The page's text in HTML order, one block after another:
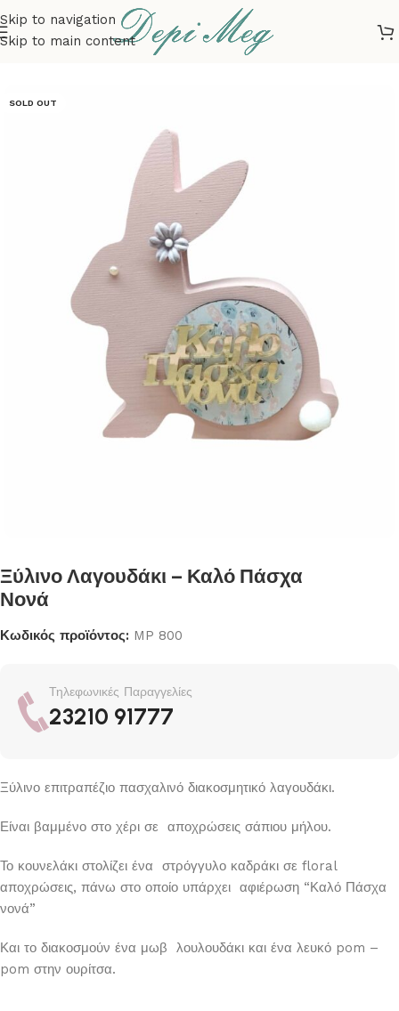
Skip to navigation
Skip to main content
ΕΠΟΧΙΑΚΑ ΔΙΑΚΟΣΜΗΣΗ
SOLD OUT
Ξύλινο Λαγουδάκι – Καλό Πάσχα
Νονά
Κωδικός προϊόντος: MP 800
Τηλεφωνικές Παραγγελίες
23210 91777
Ξύλινο επιτραπέζιο πασχαλινό διακοσμητικό λαγουδάκι.
Είναι βαμμένο στο χέρι σε αποχρώσεις σάπιου μήλου.
Το κουνελάκι στολίζει ένα στρόγγυλο καδράκι σε floral
αποχρώσεις, πάνω στο οποίο υπάρχει αφιέρωση “Καλό Πάσχα
νονά”
Και το διακοσμούν ένα μωβ λουλουδάκι και ένα λευκό pom –
pom στην ουρίτσα.